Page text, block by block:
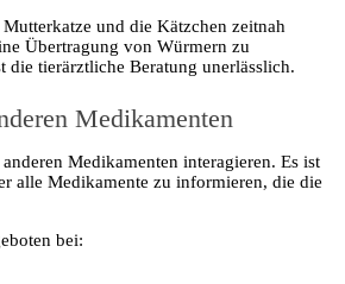
und die Kätzchen zeitnah
Übertragung von Würmern zu
die tierärztliche Beratung unerlässlich.
Medikamenten
Medikamenten interagieren. Es ist
alle Medikamente zu informieren, die die
bei: